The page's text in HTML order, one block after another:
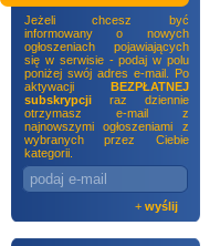
Jeżeli chcesz być
informowany o nowych
ogłoszeniach pojawiających
się w serwisie - podaj w polu
poniżej swój adres e-mail. Po
aktywacji BEZPŁATNEJ
subskrypcji raz dziennie
otrzymasz e-mail z
najnowszymi ogłoszeniami z
wybranych przez Ciebie
kategorii.
+ wyślij